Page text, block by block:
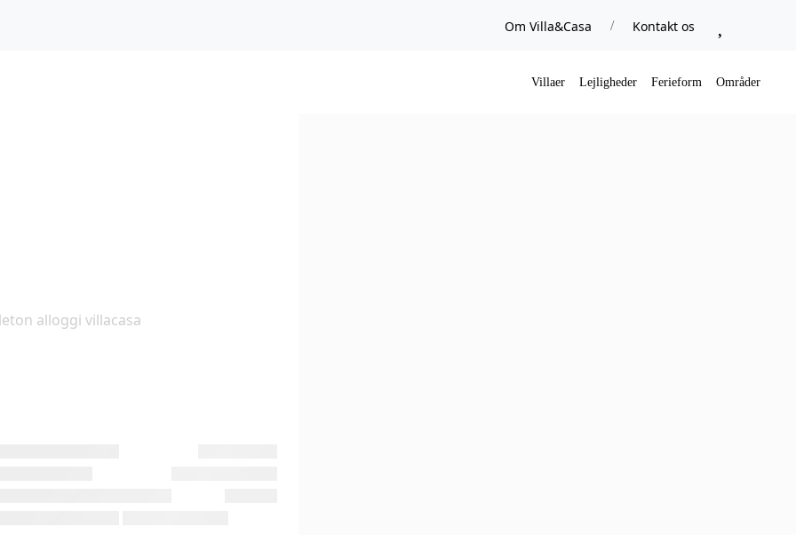
Om Villa&Casa / Kontakt os
Villaer Lejligheder Ferieform Områder